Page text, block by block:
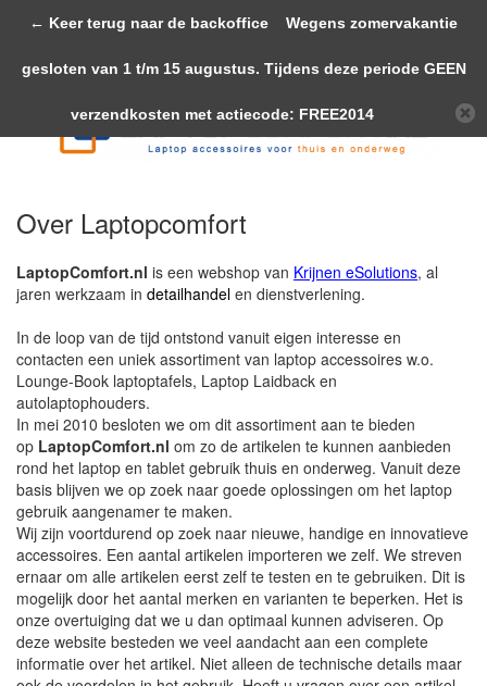
Menu
Bouw zelf je RAM set
Swingarm Sets
Verbindingen
B-maat
C-maat
Montage Kogels
B-maat
C-maat
RAM Mount accessoires
HP Elitepad
iPad 2,3,4
Laptop
Stoelbout montage sets
Zuignap sets
Bestelwagen oplossingen
Ford Transit
Rolstoel
Rolstoel Houder sets
Montage onderdelen
Sportvliegtuig & Zweefvliegtuig
Montage onderdelen
Over Laptopcomfort
LaptopComfort.nl is een webshop van Krijnen eSolutions, al
jaren werkzaam in detailhandel en dienstverlening.
In de loop van de tijd ontstond vanuit eigen interesse en
contacten een uniek assortiment van laptop accessoires w.o.
Lounge-Book laptoptafels, Laptop Laidback en
autolaptophouders.
In mei 2010 besloten we om dit assortiment aan te bieden
op LaptopComfort.nl om zo de artikelen te kunnen aanbieden
rond het laptop en tablet gebruik thuis en onderweg. Vanuit deze
basis blijven we op zoek naar goede oplossingen om het laptop
gebruik aangenamer te maken.
Wij zijn voortdurend op zoek naar nieuwe, handige en innovatieve
accessoires. Een aantal artikelen importeren we zelf. We streven
ernaar om alle artikelen eerst zelf te testen en te gebruiken. Dit is
mogelijk door het aantal merken en varianten te beperken. Het is
onze overtuiging dat we u dan optimaal kunnen adviseren. Op
deze website besteden we veel aandacht aan een complete
informatie over het artikel. Niet alleen de technische details maar
Door het gebruiken van onze website, ga je akkoord met het gebruik van
Meer over cookies »
← Keer terug naar de backoffice Wegens zomervakantie
gesloten van 1 t/m 15 augustus. Tijdens deze periode GEEN
verzendkosten met actiecode: FREE2014